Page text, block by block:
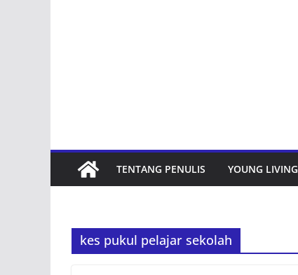
TENTANG PENULIS YOUNG LIVING
kes pukul pelajar sekolah